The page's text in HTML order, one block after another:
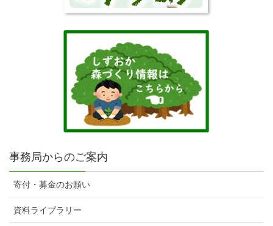
事務局からのご案内
寄付・募金のお願い
資料ライブラリー